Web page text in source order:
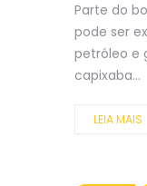
Parte do
pode ser
petróleo e
capixaba...
LEIA MAIS